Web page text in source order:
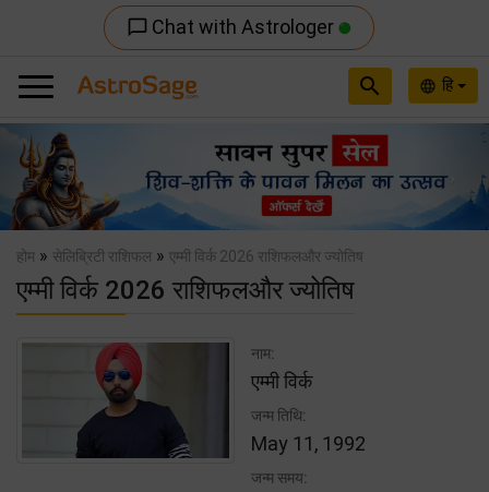
chat_bubble_outline Chat with Astrologer
language हि
search
Previous
होम » सेलिब्रिटी राशिफल » एम्मी विर्क 2026 राशिफलऔर ज्योतिष
एम्मी विर्क 2026 राशिफलऔर ज्योतिष
नाम:
एम्मी विर्क
जन्म तिथि:
May 11, 1992
जन्म समय: